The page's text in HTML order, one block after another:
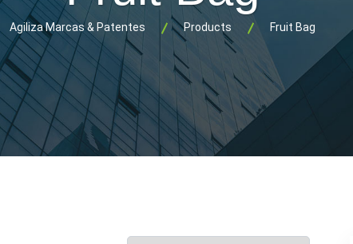
Agiliza Marcas & Patentes Products Fruit Bag